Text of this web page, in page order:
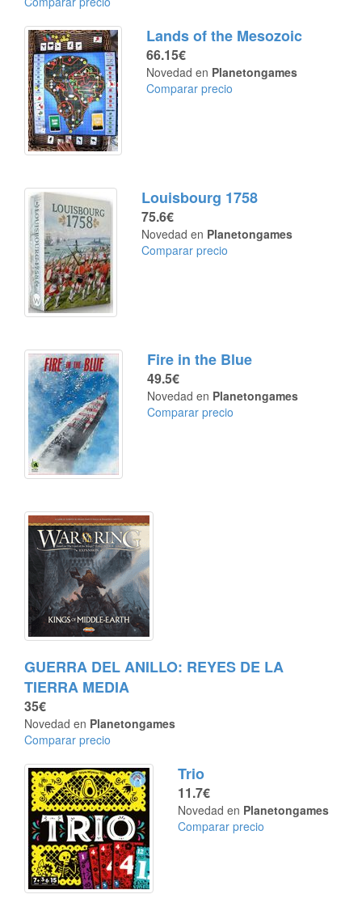
Lands of the Mesozoic
66.15€
Novedad en Planetongames
Comparar precio
Louisbourg 1758
75.6€
Novedad en Planetongames
Comparar precio
Fire in the Blue
49.5€
Novedad en Planetongames
Comparar precio
GUERRA DEL ANILLO: REYES DE LA
TIERRA MEDIA
35€
Novedad en Planetongames
Comparar precio
Trio
11.7€
Novedad en Planetongames
Comparar precio